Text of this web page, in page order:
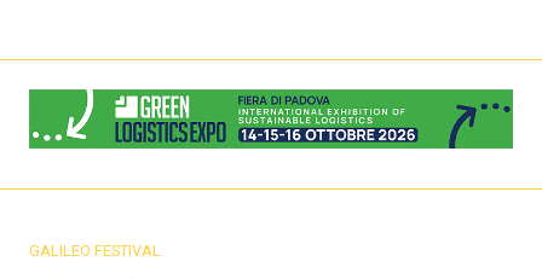
GALILEO FESTIVAL